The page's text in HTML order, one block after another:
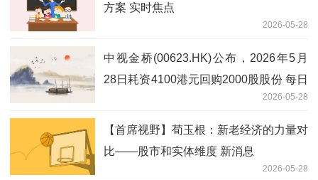
方案 实时焦点
2026-05-28
中视金桥(00623.HK)公布，2026年5月
28日耗资4100港元回购2000股股份 每日
2026-05-28
【首席视野】荀玉根：新老经济的力量对
比——股市和实体维度 新消息
2026-05-28